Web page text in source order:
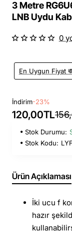
3 Metre
LNB Uydu
En Uygun Fiyat
0
İndirim-23%
120,00TL
Stok Durumu:
Stok Kodu:
Ürün Açıklaması
İki ucu f
hazır